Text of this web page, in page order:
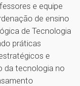
e equipe
de ensino
de Tecnologia
práticas
e
da tecnologia no